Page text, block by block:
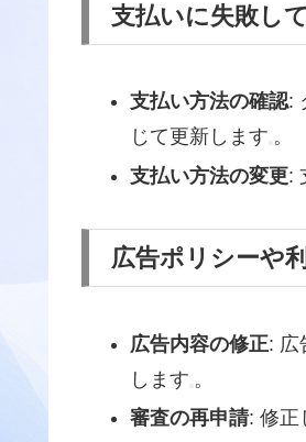
支払いに失敗し
支払い方法の確認:
じて更新します 。
支払い方法の変更:
広告ポリシーや
広告内容の修正: 広
します 。
審査の再申請: 修正